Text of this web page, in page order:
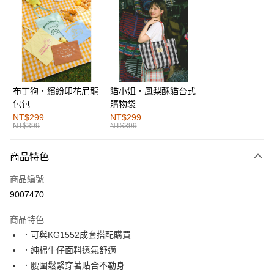
超商取貨付款
LINE Pay
街口支付
運送方式
全家取貨付款
每筆NT$60，滿NT$1,000(含以上)免運費
付款後全家取貨
萊爾富取貨付款
付款後萊爾富取貨
每筆NT$60，滿NT$1,000(含以上)免運費
7-11取貨付款
布丁狗．繽紛印花尼龍
包包
NT$299
NT$399
貓小姐．鳳梨酥貓台式
購物袋
NT$299
NT$399
商品特色
商品編號
9007470
商品特色
．可與KG1552成套搭配購買
．純棉牛仔面料透氣舒適
．腰圍鬆緊穿著貼合不勒身